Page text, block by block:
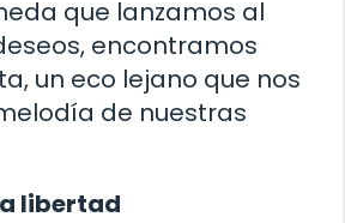
que lanzamos al
encontramos
un eco lejano que nos
de nuestras
libertad